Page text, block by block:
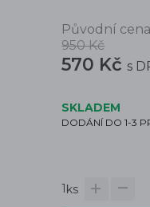
Původní
950 Kč
570 Kč s
SKLADEM
DODÁNÍ DO 1-3
1ks